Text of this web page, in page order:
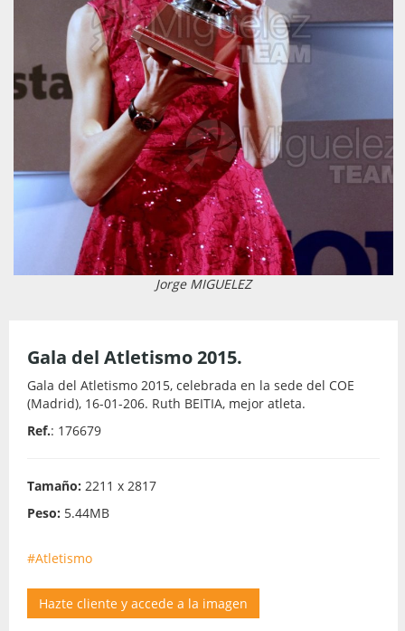
Jorge MIGUELEZ
Gala del Atletismo 2015.
Gala del Atletismo 2015, celebrada en la sede del COE
(Madrid), 16-01-206. Ruth BEITIA, mejor atleta.
Ref.: 176679
Tamaño: 2211 x 2817
Peso: 5.44MB
#Atletismo
Hazte cliente y accede a la imagen